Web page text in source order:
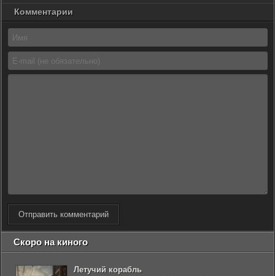
Комментарии
Отправить комментарий
Скоро на киного
Летучий корабль